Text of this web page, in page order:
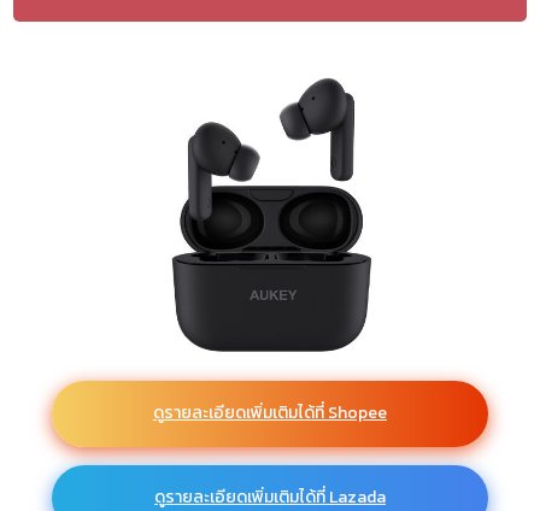
ดูรายละเอียดเพิ่มเติมได้ที่ Shopee
ดูรายละเอียดเพิ่มเติมได้ที่ Lazada